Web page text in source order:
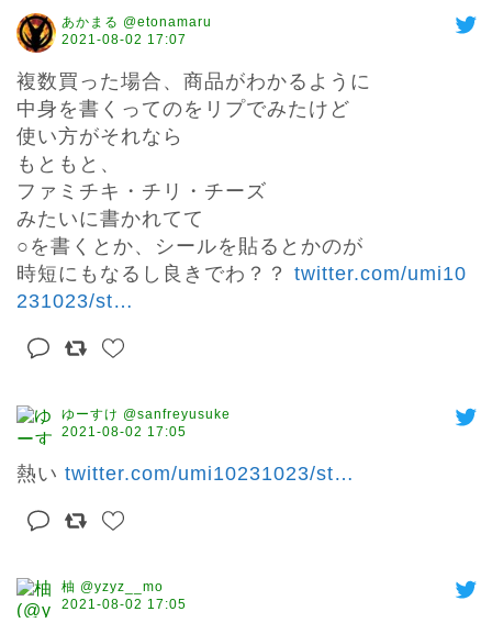
あかまる @etonamaru
2021-08-02 17:07
複数買った場合、商品がわかるように
中身を書くってのをリプでみたけど
使い方がそれなら
もともと、
ファミチキ・チリ・チーズ
みたいに書かれてて
○を書くとか、シールを貼るとかのが
時短にもなるし良きでわ？？ twitter.com/umi10
231023/st…
ゆーすけ @sanfreyusuke
2021-08-02 17:05
熱い twitter.com/umi10231023/st…
柚 @yzyz__mo
2021-08-02 17:05